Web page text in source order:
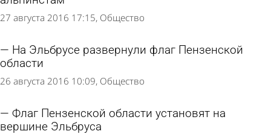
27 августа 2016 17:15 Общество
На Эльбрусе развернули флаг Пензенской
области
26 августа 2016 10:09 Общество
Флаг Пензенской области установят на
вершине Эльбруса